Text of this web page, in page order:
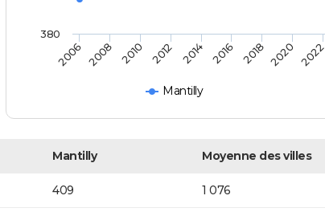
Mantilly
2006 2008 2010 2012 2014 2016 2018 2020 2022
380
Mantilly Moyenne des villes
409 1 076